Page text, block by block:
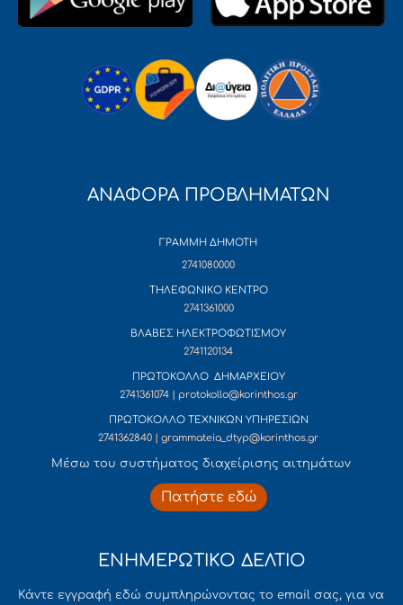
ΑΝΑΦΟΡΑ ΠΡΟΒΛΗΜΑΤΩΝ
ΓΡΑΜΜΗ ΔΗΜΟΤΗ
2741080000
ΤΗΛΕΦΩΝΙΚΟ ΚΕΝΤΡΟ
2741361000
ΒΛΑΒΕΣ ΗΛΕΚΤΡΟΦΩΤΙΣΜΟΥ
2741120134
ΠΡΩΤΟΚΟΛΛΟ ΔΗΜΑΡΧΕΙΟΥ
2741361074 | protokollo@korinthos.gr
ΠΡΩΤΟΚΟΛΛΟ ΤΕΧΝΙΚΩΝ ΥΠΗΡΕΣΙΩΝ
2741362840 | grammateia_dtyp@korinthos.gr
Mέσω του συστήματος διαχείρισης αιτημάτων
Πατήστε εδώ
ΕΝΗΜΕΡΩΤΙΚΟ ΔΕΛΤΙΟ
Κάντε εγγραφή εδώ συμπληρώνοντας το email σας, για να